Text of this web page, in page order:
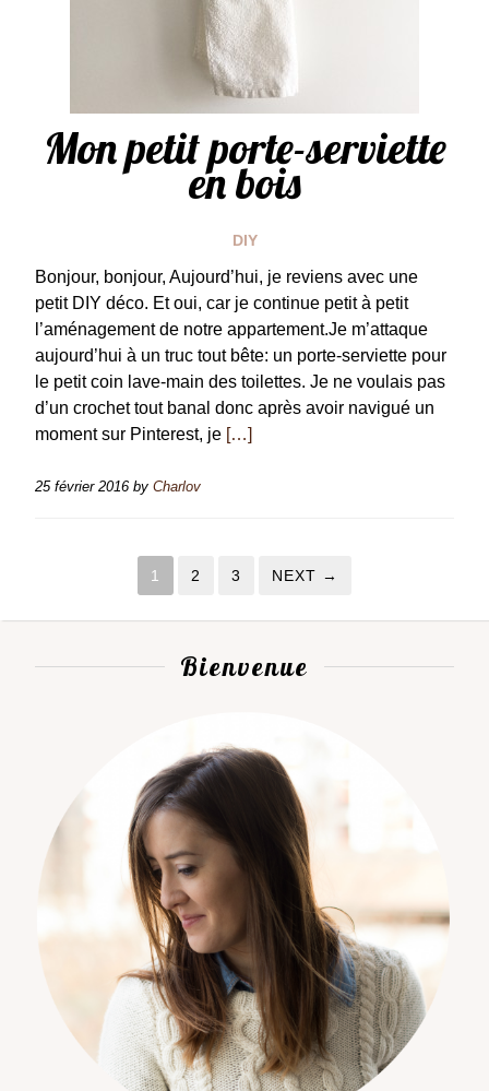
Mon petit porte-serviette
en bois
DIY
Bonjour, bonjour, Aujourd’hui, je reviens avec une
petit DIY déco. Et oui, car je continue petit à petit
l’aménagement de notre appartement.Je m’attaque
aujourd’hui à un truc tout bête: un porte-serviette pour
le petit coin lave-main des toilettes. Je ne voulais pas
d’un crochet tout banal donc après avoir navigué un
moment sur Pinterest, je […]
25 février 2016 by Charlov
1 2 3 NEXT →
Bienvenue